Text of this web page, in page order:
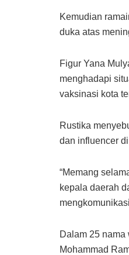
Kemudian
duka atas
Figur Yana
menghadapi
vaksinasi kota
Rustika
dan influencer
“Memang
kepala daerah
Dalam 25 nama
Mohammad